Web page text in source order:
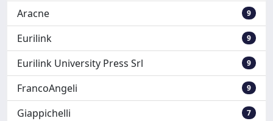
Aracne 9
Eurilink 9
Eurilink University Press Srl 9
FrancoAngeli 9
Giappichelli 7